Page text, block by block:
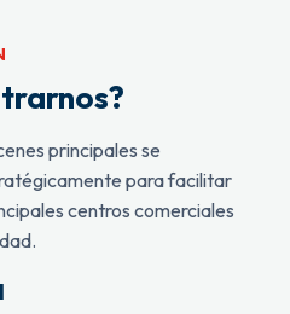
principales se
para facilitar
centros comerciales